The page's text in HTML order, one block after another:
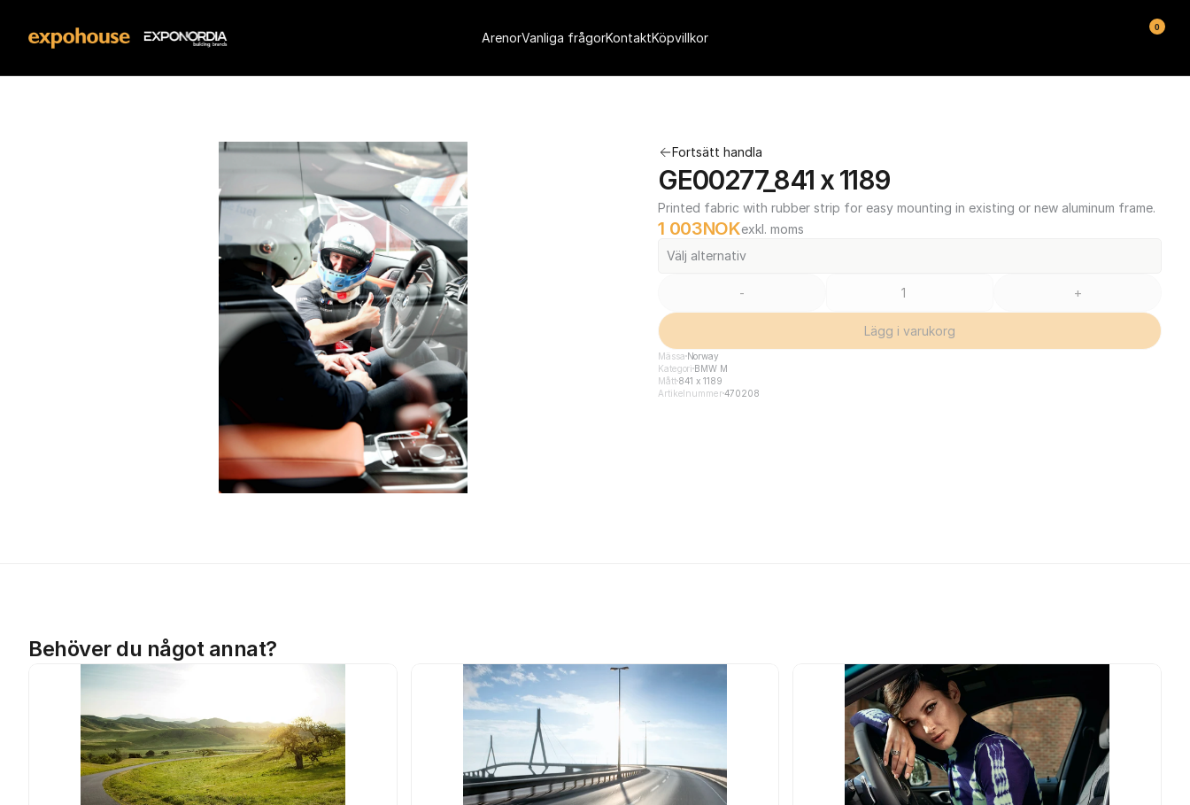
Fortsätt handla
GE00277_841 x 1189
Printed fabric with rubber strip for easy mounting in existing or new aluminum frame.
1 003NOKexkl. moms
Välj alternativ
- +
Lägg i varukorg
Mässa Norway
Kategori BMW M
Mått841 x 1189
Artikelnummer470208
Behöver du något annat?
ArenorVanliga frågorKontaktKöpvillkor
0